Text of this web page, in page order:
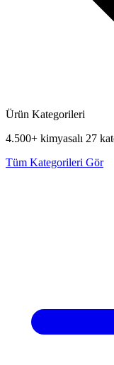
Ürün Kategorileri
4.500+ kimyasalı 27
Tüm Kategorileri Gör